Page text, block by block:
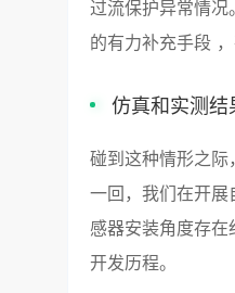
过流保护异常情
的有力补充手段
仿真和实测结
碰到这种情形之
一回，我们在开
感器安装角度存
开发历程。